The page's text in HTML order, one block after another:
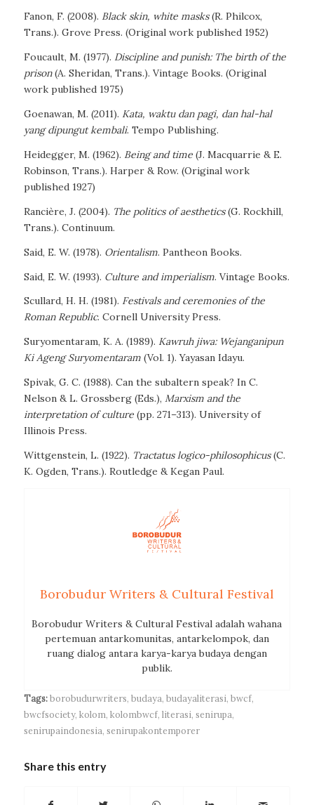
Fanon, F. (2008). Black skin, white masks(R. Philcox,
Trans.). Grove Press. (Original work published 1952)
Foucault, M. (1977). Discipline and punish: The birth of the
prison(A. Sheridan, Trans.). Vintage Books. (Original
work published 1975)
Goenawan, M. (2011). Kata, waktu dan pagi, dan hal-hal
yang dipungut kembali. Tempo Publishing.
Heidegger, M. (1962). Being and time(J. Macquarrie & E.
Robinson, Trans.). Harper & Row. (Original work
published 1927)
Rancière, J. (2004). The politics of aesthetics(G. Rockhill,
Trans.). Continuum.
Said, E. W. (1978). Orientalism. Pantheon Books.
Said, E. W. (1993). Culture and imperialism. Vintage Books.
Scullard, H. H. (1981). Festivals and ceremonies of the
Roman Republic. Cornell University Press.
Suryomentaram, K. A. (1989). Kawruh jiwa: Wejanganipun
Ki Ageng Suryomentaram(Vol. 1). Yayasan Idayu.
Spivak, G. C. (1988). Can the subaltern speak? In C.
Nelson & L. Grossberg (Eds.), Marxism and the
interpretation of culture(pp. 271–313). University of
Illinois Press.
Wittgenstein, L. (1922). Tractatus logico-philosophicus(C.
K. Ogden, Trans.). Routledge & Kegan Paul.
Borobudur Writers & Cultural Festival
Borobudur Writers & Cultural Festival adalah wahana
pertemuan antarkomunitas, antarkelompok, dan
ruang dialog antara karya-karya budaya dengan
publik.
Tags: borobudurwriters, budaya, budayaliterasi, bwcf,
bwcfsociety, kolom, kolombwcf, literasi, senirupa,
senirupaindonesia, senirupakontemporer
Share this entry